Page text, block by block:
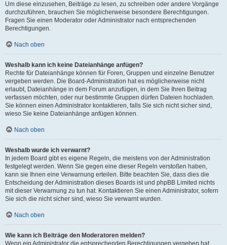
Um diese einzusehen, Beiträge zu lesen, zu schreiben oder andere Vorgänge
durchzuführen, brauchen Sie möglicherweise besondere Berechtigungen.
Fragen Sie einen Moderator oder Administrator nach entsprechenden
Berechtigungen.
Nach oben
Weshalb kann ich keine Dateianhänge anfügen?
Rechte für Dateianhänge können für Foren, Gruppen und einzelne Benutzer
vergeben werden. Die Board-Administration hat es möglicherweise nicht
erlaubt, Dateianhänge in dem Forum anzufügen, in dem Sie Ihren Beitrag
verfassen möchten, oder nur bestimmte Gruppen dürfen Dateien hochladen.
Sie können einen Administrator kontaktieren, falls Sie sich nicht sicher sind,
wieso Sie keine Dateianhänge anfügen können.
Nach oben
Weshalb wurde ich verwarnt?
In jedem Board gibt es eigene Regeln, die meistens von der Administration
festgelegt werden. Wenn Sie gegen eine dieser Regeln verstoßen haben,
kann sie Ihnen eine Verwarnung erteilen. Bitte beachten Sie, dass dies die
Entscheidung der Administration dieses Boards ist und phpBB Limited nichts
mit dieser Verwarnung zu tun hat. Kontaktieren Sie einen Administrator, sofern
Sie sich die nicht sicher sind, wieso Sie verwarnt wurden.
Nach oben
Wie kann ich Beiträge den Moderatoren melden?
Wenn ein Administrator die entsprechenden Berechtigungen vergeben hat,